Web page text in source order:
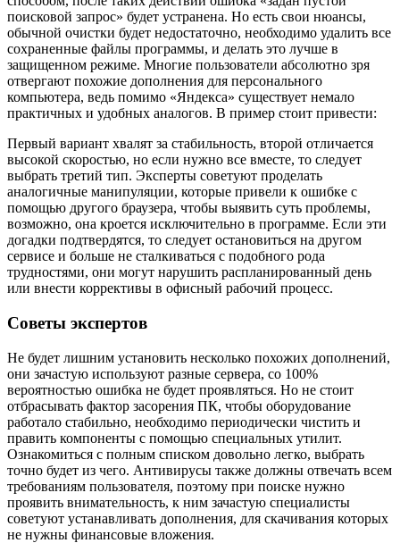
поисковой запрос» будет устранена. Но есть свои нюансы,
обычной очистки будет недостаточно, необходимо удалить все
сохраненные файлы программы, и делать это лучше в
защищенном режиме. Многие пользователи абсолютно зря
отвергают похожие дополнения для персонального
компьютера, ведь помимо «Яндекса» существует немало
практичных и удобных аналогов. В пример стоит привести:
Первый вариант хвалят за стабильность, второй отличается
высокой скоростью, но если нужно все вместе, то следует
выбрать третий тип. Эксперты советуют проделать
аналогичные манипуляции, которые привели к ошибке с
помощью другого браузера, чтобы выявить суть проблемы,
возможно, она кроется исключительно в программе. Если эти
догадки подтвердятся, то следует остановиться на другом
сервисе и больше не сталкиваться с подобного рода
трудностями, они могут нарушить распланированный день
или внести коррективы в офисный рабочий процесс.
Советы экспертов
Не будет лишним установить несколько похожих дополнений,
они зачастую используют разные сервера, со 100%
вероятностью ошибка не будет проявляться. Но не стоит
отбрасывать фактор засорения ПК, чтобы оборудование
работало стабильно, необходимо периодически чистить и
править компоненты с помощью специальных утилит.
Ознакомиться с полным списком довольно легко, выбрать
точно будет из чего. Антивирусы также должны отвечать всем
требованиям пользователя, поэтому при поиске нужно
проявить внимательность, к ним зачастую специалисты
советуют устанавливать дополнения, для скачивания которых
не нужны финансовые вложения.